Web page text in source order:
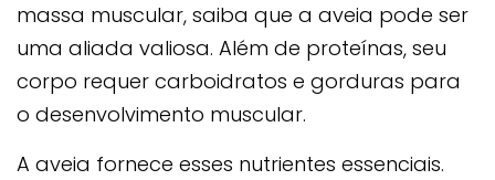
massa muscular, saiba que a aveia pode ser
uma aliada valiosa. Além de proteínas, seu
corpo requer carboidratos e gorduras para
o desenvolvimento muscular.
A aveia fornece esses nutrientes essenciais.